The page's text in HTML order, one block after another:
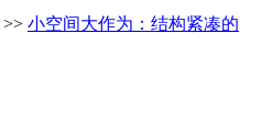
>> 小空间大作为：结构紧凑的